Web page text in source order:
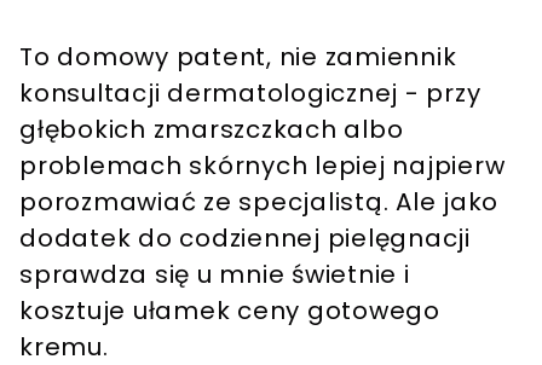
To domowy patent, nie zamiennik
konsultacji dermatologicznej - przy
głębokich zmarszczkach albo
problemach skórnych lepiej najpierw
porozmawiać ze specjalistą. Ale jako
dodatek do codziennej pielęgnacji
sprawdza się u mnie świetnie i
kosztuje ułamek ceny gotowego
kremu.